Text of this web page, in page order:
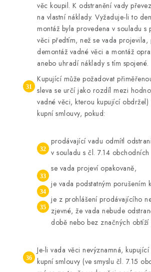
věc koupil. K odstranění vady
na vlastní náklady. Vyžaduje-li to
montáž byla provedena v souladu s
věci předtím, než se vada
demontáž vadné věci a montáž
anebo uhradí náklady s tím spojené.
Kupující může požadovat
sleva se určí jako rozdíl mezi
vadné věci, kterou kupující
kupní smlouvy, pokud:
prodávající vadu odmítl
v souladu s čl. 7.14
se vada projeví opakovaně,
je vada podstatným porušením
je z prohlášení prodávajícího
zjevné, že vada nebude
době nebo bez značných
Je-li vada věci nevýznamná,
kupní smlouvy (ve smyslu čl. 7.15